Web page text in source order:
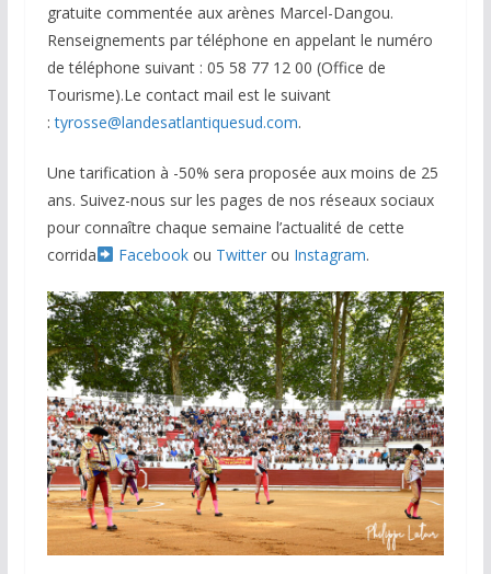
gratuite commentée aux arènes Marcel-Dangou.
Renseignements par téléphone en appelant le numéro
de téléphone suivant : 05 58 77 12 00 (Office de
Tourisme).Le contact mail est le suivant
:tyrosse@landesatlantiquesud.com.
Une tarification à -50% sera proposée aux moins de 25
ans. Suivez-nous sur les pages de nos réseaux sociaux
pour connaître chaque semaine l’actualité de cette
corrida
Facebookou Twitterou Instagram.